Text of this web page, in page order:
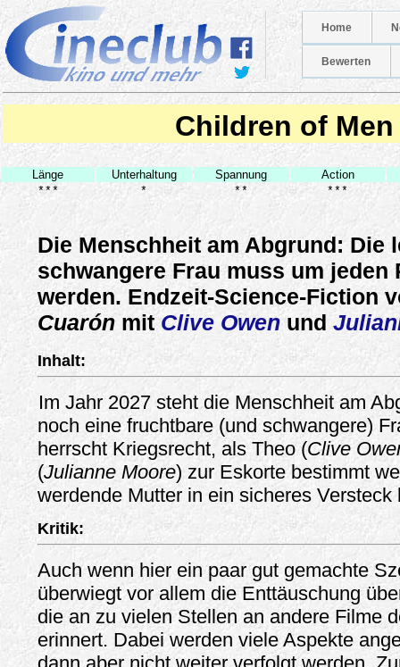
Home
Bewerten
Children of Men
Länge Unterhaltung Spannung
Action
***
* ** ***
Die Menschheit am Abgrund: Die
schwangere Frau muss um jeden
werden. Endzeit-Science-Fiction
Cuarón mit Clive Owenund
Inhalt:
Im Jahr 2027 steht die Menschheit am
noch eine fruchtbare (und schwangere)
herrscht Kriegsrecht, als Theo (Clive
(Julianne Moore) zur Eskorte bestimmt
werdende Mutter in ein sicheres Versteck
Kritik:
Auch wenn hier ein paar gut gemachte
überwiegt vor allem die Enttäuschung
die an zu vielen Stellen an andere Filme
erinnert. Dabei werden viele Aspekte